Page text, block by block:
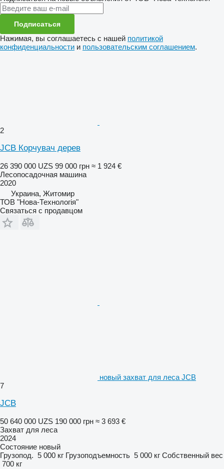
Подписаться
Нажимая, вы соглашаетесь с нашей политикой
конфиденциальности и пользовательским соглашением.
2
JCB Корчувач дерев
26 390 000 UZS 99 000 грн ≈ 1 924 €
Лесопосадочная машина
2020
Украина, Житомир
ТОВ "Нова-Технологія"
Связаться с продавцом
новый захват для леса JCB
7
JCB
50 640 000 UZS 190 000 грн ≈ 3 693 €
Захват для леса
2024
Состояние новый
Грузопод. 5 000 кг Грузоподъемность 5 000 кг Собственный вес
700 кг